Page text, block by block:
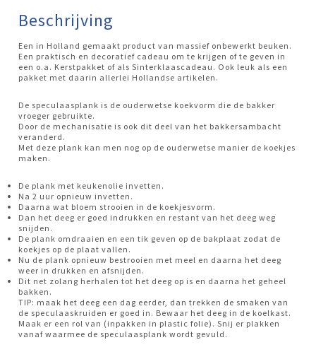
Beschrijving
Een in Holland gemaakt product van massief onbewerkt beuken.
Een praktisch en decoratief cadeau om te krijgen of te geven in
een o.a. Kerstpakket of als Sinterklaascadeau. Ook leuk als een
pakket met daarin allerlei Hollandse artikelen.
De speculaasplank is de ouderwetse koekvorm die de bakker
vroeger gebruikte.
Door de mechanisatie is ook dit deel van het bakkersambacht
veranderd.
Met deze plank kan men nog op de ouderwetse manier de koekjes
maken.
De plank met keukenolie invetten.
Na 2 uur opnieuw invetten.
Daarna wat bloem strooien in de koekjesvorm.
Dan het deeg er goed indrukken en restant van het deeg weg
snijden.
De plank omdraaien en een tik geven op de bakplaat zodat de
koekjes op de plaat vallen.
Nu de plank opnieuw bestrooien met meel en daarna het deeg
weer in drukken en afsnijden.
Dit net zolang herhalen tot het deeg op is en daarna het geheel
bakken.
TIP: maak het deeg een dag eerder, dan trekken de smaken van
de speculaaskruiden er goed in. Bewaar het deeg in de koelkast.
Maak er een rol van (inpakken in plastic folie). Snij er plakken
vanaf waarmee de speculaasplank wordt gevuld.